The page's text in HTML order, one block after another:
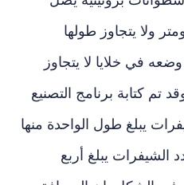
ولا يتجاوز طولها
في خلايا لا يتجاوز
تم كتابة برنامج التصنيع
يبلغ طول الواحدة منها
الشيفرات يبلغ أربع